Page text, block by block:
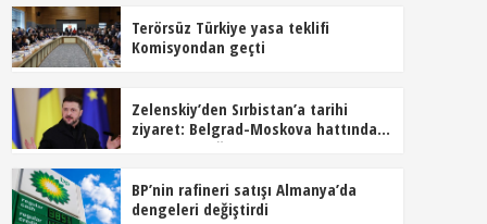
Terörsüz Türkiye yasa teklifi
Komisyondan geçti
Zelenskiy’den Sırbistan’a tarihi
ziyaret: Belgrad-Moskova hattında
dengeler değişiyor
BP’nin rafineri satışı Almanya’da
dengeleri değiştirdi